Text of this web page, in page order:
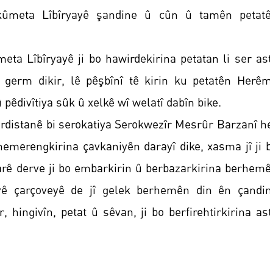
Lîbîryayê şandine û cûn û tamên
Lîbîryayê ji bo hawirdekirina petatan li ser
dikir, lê pêşbînî tê kirin ku petatên
sûk û xelkê wî welatî dabîn bike.
bi serokatiya Serokwezîr Mesrûr Barzanî
çavkaniyên darayî dike, xasma jî ji
derve ji bo embarkirin û berbazarkirina
çarçoveyê de jî gelek berhemên din ên
hingivîn, petat û sêvan, ji bo berfirehtirkirina